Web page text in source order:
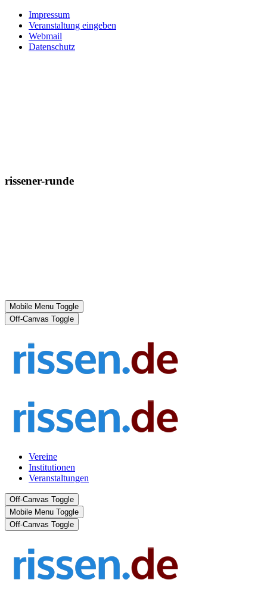
Impressum
Veranstaltung eingeben
Webmail
Datenschutz
rissener-runde
Mobile Menu Toggle
Off-Canvas Toggle
Vereine
Institutionen
Veranstaltungen
Off-Canvas Toggle
Mobile Menu Toggle
Off-Canvas Toggle